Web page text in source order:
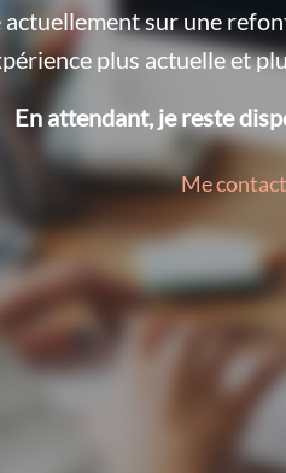
actuellement sur une
plus actuelle et
En attendant, je reste
Me